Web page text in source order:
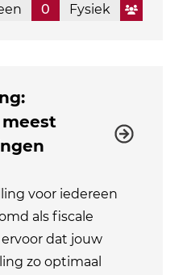
0 Fysiek
voor iedereen
als fiscale
dat jouw
zo optimaal